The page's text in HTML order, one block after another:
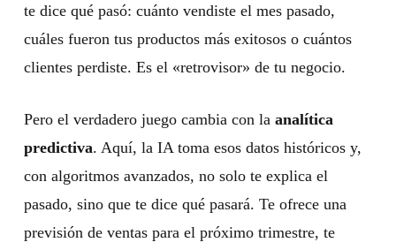
te dice qué pasó: cuánto vendiste el mes pasado,
cuáles fueron tus productos más exitosos o cuántos
clientes perdiste. Es el «retrovisor» de tu negocio.
Pero el verdadero juego cambia con la analítica
predictiva. Aquí, la IA toma esos datos históricos y,
con algoritmos avanzados, no solo te explica el
pasado, sino que te dice qué pasará. Te ofrece una
previsión de ventas para el próximo trimestre, te